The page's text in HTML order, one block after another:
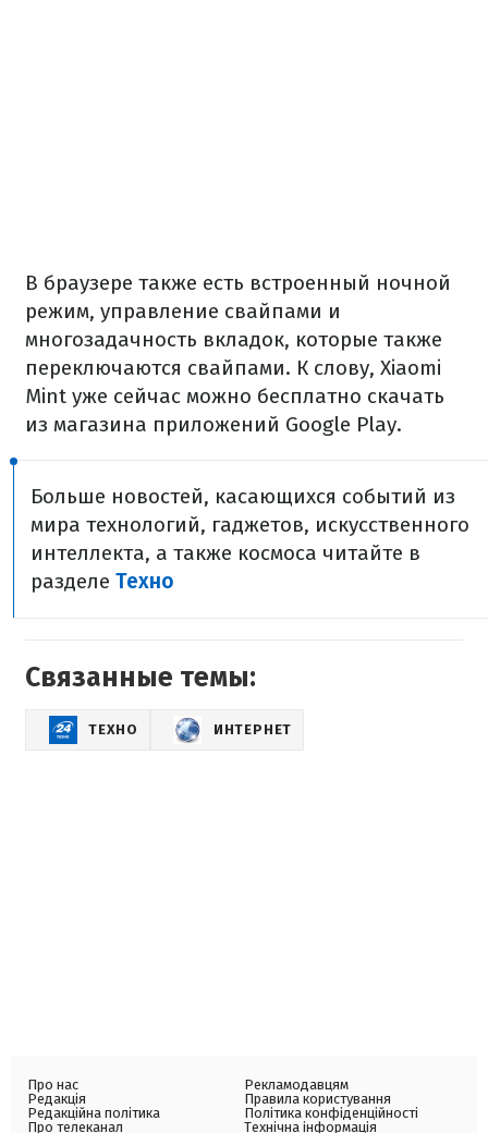
В браузере также есть встроенный ночной
режим, управление свайпами и
многозадачность вкладок, которые также
переключаются свайпами. К слову, Xiaomi
Mint уже сейчас можно бесплатно скачать
из магазина приложений Google Play.
Больше новостей, касающихся событий из
мира технологий, гаджетов, искусственного
интеллекта, а также космоса читайте в
разделе Техно
Связанные темы:
ТЕХНО ИНТЕРНЕТ
Про нас
Редакція
Редакційна політика
Про телеканал
Рекламодавцям
Правила користування
Політика конфіденційності
Технічна інформація